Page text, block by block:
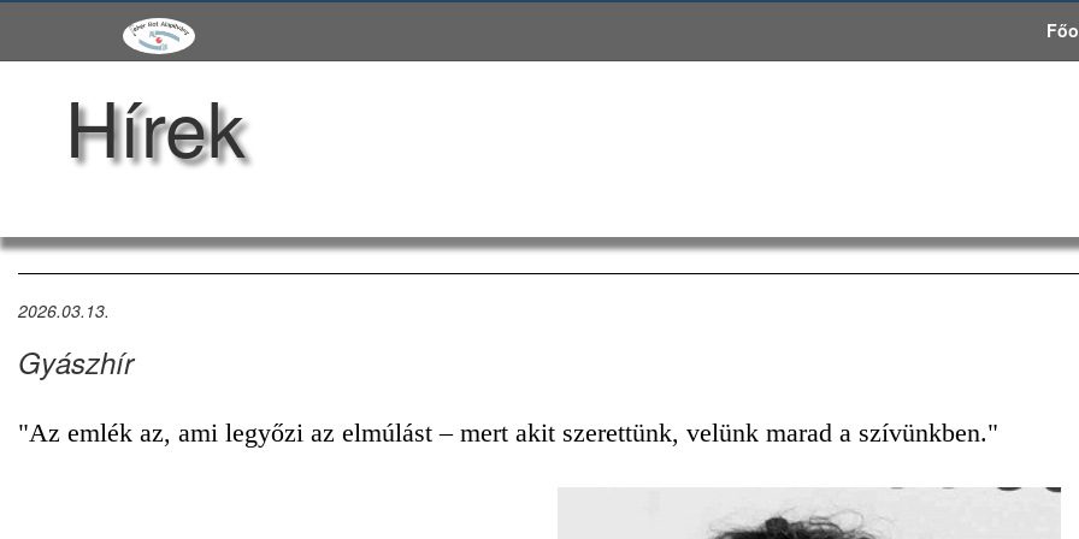
Hírek
2026.03.13.
Gyászhír
"Az emlék az, ami legyőzi az elmúlást – mert akit szerettünk, velünk marad a szívünkben."